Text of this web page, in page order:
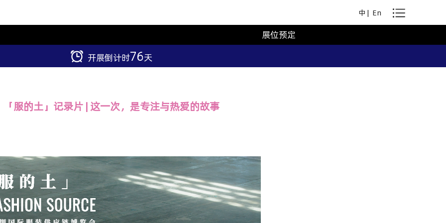
中 | En
展位预定
开展倒计时76天
「服的土」记录片 | 这一次，是专注与热爱的故事